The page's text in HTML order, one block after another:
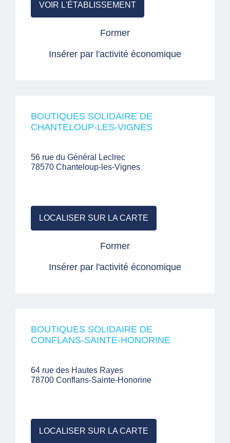
VOIR L'ÉTABLISSEMENT
Former
Insérer par l'activité économique
BOUTIQUES SOLIDAIRE DE
CHANTELOUP-LES-VIGNES
56 rue du Général Leclrec
78570 Chanteloup-les-Vignes
LOCALISER SUR LA CARTE
Former
Insérer par l'activité économique
BOUTIQUES SOLIDAIRE DE
CONFLANS-SAINTE-HONORINE
64 rue des Hautes Rayes
78700 Conflans-Sainte-Honorine
LOCALISER SUR LA CARTE